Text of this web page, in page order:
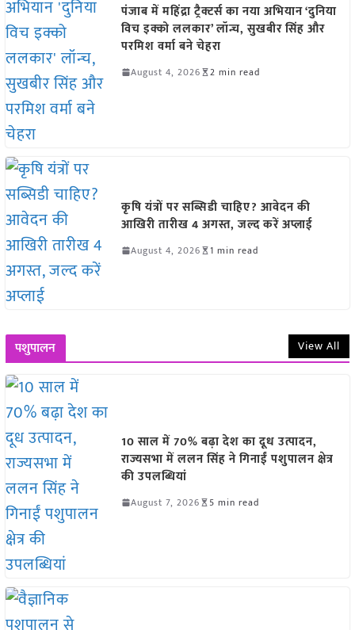
पंजाब में महिंद्रा ट्रैक्टर्स का नया अभियान ‘दुनिया
विच इक्को ललकार’ लॉन्च, सुखबीर सिंह और
परमिश वर्मा बने चेहरा
August 4, 2026 2 min read
कृषि यंत्रों पर सब्सिडी चाहिए? आवेदन की
आखिरी तारीख 4 अगस्त, जल्द करें अप्लाई
August 4, 2026 1 min read
पशुपालन View All
10 साल में 70% बढ़ा देश का दूध उत्पादन,
राज्यसभा में ललन सिंह ने गिनाईं पशुपालन क्षेत्र
की उपलब्धियां
August 7, 2026 5 min read